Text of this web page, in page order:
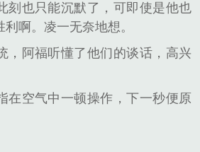
刻也只能沉默了，可即使是他也
啊。凌一无奈地想。
，阿福听懂了他们的谈话，高兴
在空气中一顿操作，下一秒便原